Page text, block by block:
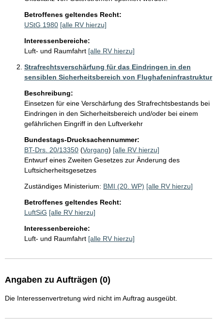
Betroffenes geltendes Recht:
UStG 1980 [alle RV hierzu]
Interessenbereiche:
Luft- und Raumfahrt [alle RV hierzu]
Strafrechtsverschärfung für das Eindringen in den
sensiblen Sicherheitsbereich von Flughafeninfrastruktur
Beschreibung:
Einsetzen für eine Verschärfung des Strafrechtsbestands bei
Eindringen in den Sicherheitsbereich und/oder bei einem
gefährlichen Eingriff in den Luftverkehr
Bundestags-Drucksachennummer:
BT-Drs. 20/13350 (Vorgang) [alle RV hierzu]
Entwurf eines Zweiten Gesetzes zur Änderung des
Luftsicherheitsgesetzes
Zuständiges Ministerium: BMI (20. WP) [alle RV hierzu]
Betroffenes geltendes Recht:
LuftSiG [alle RV hierzu]
Interessenbereiche:
Luft- und Raumfahrt [alle RV hierzu]
Angaben zu Aufträgen (0)
Die Interessenvertretung wird nicht im Auftrag ausgeübt.